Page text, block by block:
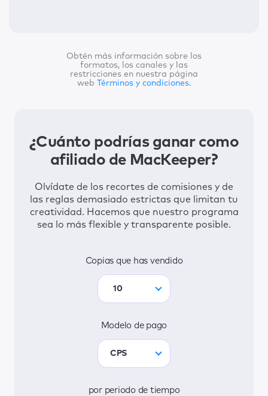
Obtén más información sobre los
formatos, los canales y las
restricciones en nuestra página
web
Términos y condiciones.
¿Cuánto podrías ganar como
afiliado de MacKeeper?
Olvídate de los recortes de comisiones y de
las reglas demasiado estrictas que limitan tu
creatividad. Hacemos que nuestro programa
sea lo más flexible y transparente posible.
Copias que has vendido
10
Modelo de pago
CPS
por periodo de tiempo